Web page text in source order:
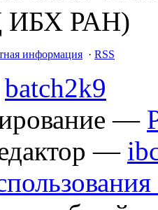
ИБХ РАН)
информация · RSS
batch2k9
—
—